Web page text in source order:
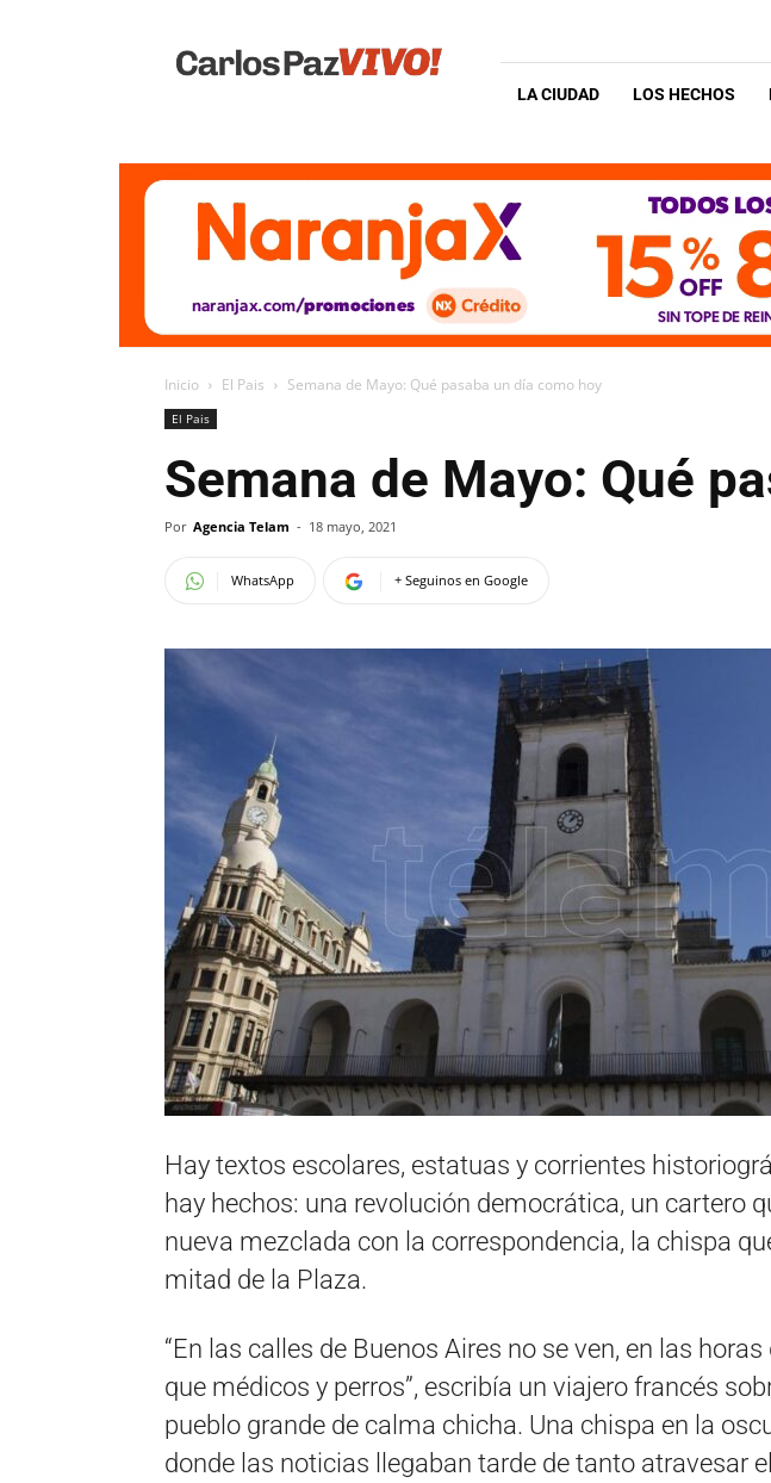
Vivo
LA CIUDAD LOS HECHOS
Inicio El Pais Semana de Mayo: Qué pasaba un día como hoy
El Pais
Semana de Mayo: Qué
Por Agencia Telam - 18 mayo, 2021
WhatsApp + Seguinos en Google
Hay textos escolares, estatuas y corrientes
hay hechos: una revolución democrática, un cartero
nueva mezclada con la correspondencia, la chispa
mitad de la Plaza.
“En las calles de Buenos Aires no se ven, en las
que médicos y perros”, escribía un viajero francés
pueblo grande de calma chicha. Una chispa en la
donde las noticias llegaban tarde de tanto atravesar